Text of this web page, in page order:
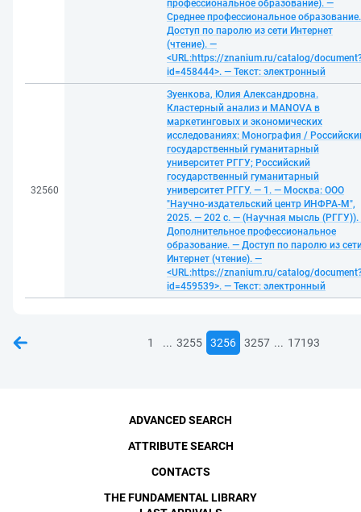
профессиональное образование). —
Среднее профессиональное
Доступ по паролю из сети Интернет
(чтение). —
<URL:https://znanium.ru/catalog/
id=458444>. — Текст: электронный
32560
Зуенкова, Юлия Александровна.
Кластерный анализ и MANOVA в
маркетинговых и экономических
исследованиях: Монография /
государственный гуманитарный
университет РГГУ; Российский
государственный гуманитарный
университет РГГУ. — 1. — Москва: ООО
"Научно-издательский центр ИНФРА-М",
2025. — 202 с. — (Научная мысль
Дополнительное профессиональное
образование. — Доступ по паролю из
Интернет (чтение). —
<URL:https://znanium.ru/catalog/
id=459539>. — Текст: электронный
1 ... 3255 3256 3257 ... 17193
ADVANCED SEARCH
ATTRIBUTE SEARCH
CONTACTS
THE FUNDAMENTAL LIBRARY